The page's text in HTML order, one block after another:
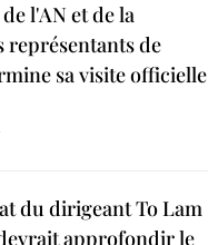
l'AN et de la
représentants de
sa visite officielle
du dirigeant To Lam
approfondir le